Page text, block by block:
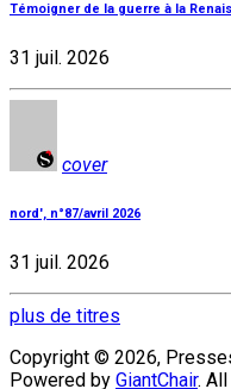
Témoigner de la guerre à la
31 juil. 2026
cover
nord', n°87/avril 2026
31 juil. 2026
plus de titres
Copyright © 2026,
Powered by GiantChair.